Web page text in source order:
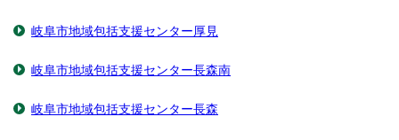
岐阜市地域包括支援センター厚見
岐阜市地域包括支援センター長森南
岐阜市地域包括支援センター長森